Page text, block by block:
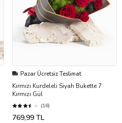
Pazar Ücretsiz Teslimat
Kırmızı Kurdeleli Siyah Bukette 7
Kırmızı Gül
(16)
769,99 TL